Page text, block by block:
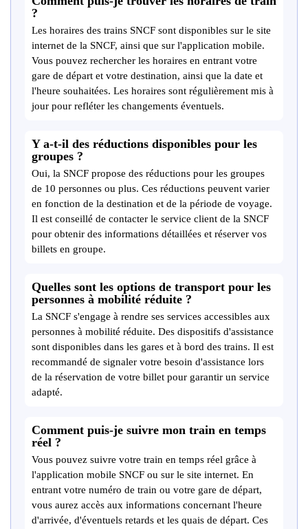
?
Les horaires des trains SNCF sont disponibles sur le site
internet de la SNCF, ainsi que sur l'application mobile.
Vous pouvez rechercher les horaires en entrant votre
gare de départ et votre destination, ainsi que la date et
l'heure souhaitées. Les horaires sont régulièrement mis à
jour pour refléter les changements éventuels.
Y a-t-il des réductions disponibles pour les
groupes ?
Oui, la SNCF propose des réductions pour les groupes
de 10 personnes ou plus. Ces réductions peuvent varier
en fonction de la destination et de la période de voyage.
Il est conseillé de contacter le service client de la SNCF
pour obtenir des informations détaillées et réserver vos
billets en groupe.
Quelles sont les options de transport pour les
personnes à mobilité réduite ?
La SNCF s'engage à rendre ses services accessibles aux
personnes à mobilité réduite. Des dispositifs d'assistance
sont disponibles dans les gares et à bord des trains. Il est
recommandé de signaler votre besoin d'assistance lors
de la réservation de votre billet pour garantir un service
adapté.
Comment puis-je suivre mon train en temps
réel ?
Vous pouvez suivre votre train en temps réel grâce à
l'application mobile SNCF ou sur le site internet. En
entrant votre numéro de train ou votre gare de départ,
vous aurez accès aux informations concernant l'heure
d'arrivée, d'éventuels retards et les quais de départ. Ces